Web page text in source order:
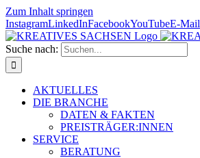
Zum Inhalt springen
InstagramLinkedInFacebookYouTubeE-Mail
Suche nach:
AKTUELLES
DIE BRANCHE
DATEN & FAKTEN
PREISTRÄGER:INNEN
SERVICE
BERATUNG